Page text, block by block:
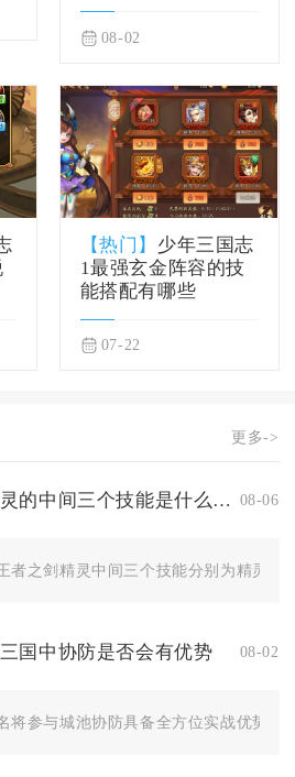
08-02
【热门】 少年三国志
1最强玄金阵容的技
能搭配有哪些
07-22
更多->
王者之剑精灵的中间三个技能是什么名字 08-06
者之剑精灵中间三个技能分别为精灵闪
国中协防是否会有优势 08-02
将参与城池协防具备全方位实战优势，